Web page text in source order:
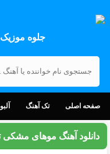
جلوه
صفحه اصلی تک آهنگ
دانلود آهنگ موهای